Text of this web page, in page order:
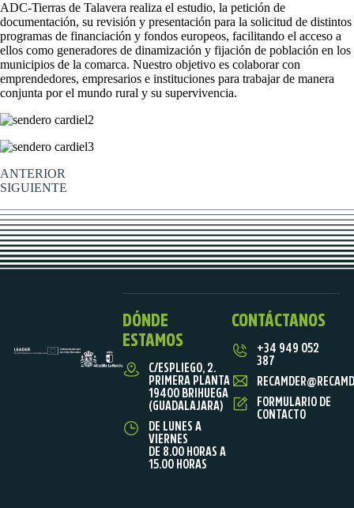
ADC-Tierras de Talavera realiza el estudio, la petición de
documentación, su revisión y presentación para la solicitud de distintos
programas de financiación y fondos europeos, facilitando el acceso a
ellos como generadores de dinamización y fijación de población en los
municipios de la comarca. Nuestro objetivo es colaborar con
emprendedores, empresarios e instituciones para trabajar de manera
conjunta por el mundo rural y su supervivencia.
ANTERIOR
SIGUIENTE
DÓNDE
ESTAMOS
C/ESPLIEGO, 2.
PRIMERA PLANTA
19400 BRIHUEGA
(GUADALAJARA)
DE LUNES A
VIERNES
DE 8.00 HORAS A
15.00 HORAS
CONTÁCTANOS
+34 949 052
387
FORMULARIO DE
CONTACTO